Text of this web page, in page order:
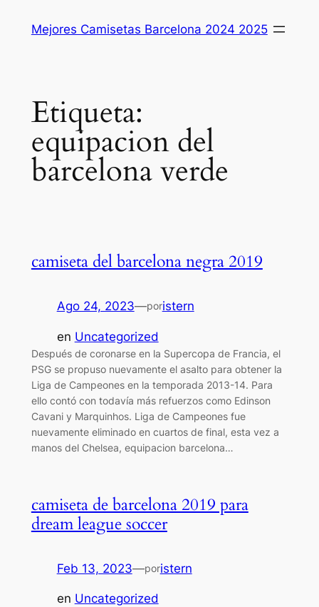
Mejores Camisetas Barcelona 2024 2025
Etiqueta:
equipacion del
barcelona verde
camiseta del barcelona negra 2019
Ago 24, 2023—poristern
en Uncategorized
Después de coronarse en la Supercopa de Francia, el
PSG se propuso nuevamente el asalto para obtener la
Liga de Campeones en la temporada 2013-14. Para
ello contó con todavía más refuerzos como Edinson
Cavani y Marquinhos. Liga de Campeones fue
nuevamente eliminado en cuartos de final, esta vez a
manos del Chelsea, equipacion barcelona…
camiseta de barcelona 2019 para
dream league soccer
Feb 13, 2023—poristern
en Uncategorized